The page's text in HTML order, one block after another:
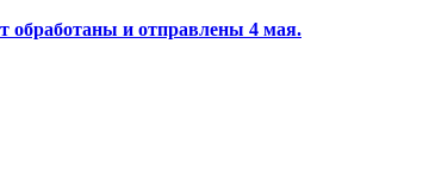
обработаны и отправлены 4 мая.